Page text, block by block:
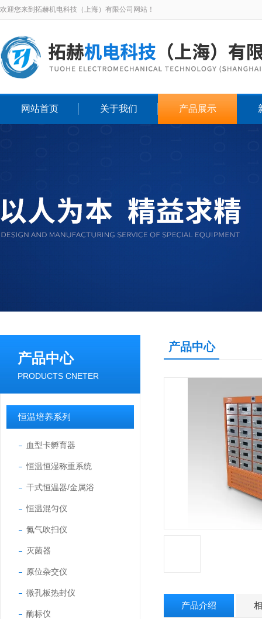
欢迎您来到拓赫机电科技（上海）有限公司网站！
网站首页 关于我们 产品展示
产品中心
PRODUCTS CNETER
恒温培养系列
血型卡孵育器
恒温恒湿称重系统
干式恒温器/金属浴
恒温混匀仪
氮气吹扫仪
灭菌器
原位杂交仪
微孔板热封仪
酶标仪
产品中心
产品介绍